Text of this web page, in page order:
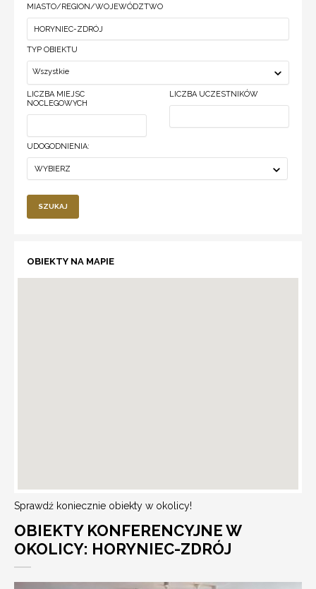
MIASTO/REGION/WOJEWÓDZTWO
TYP OBIEKTU
Wszystkie
LICZBA MIEJSC
NOCLEGOWYCH
LICZBA UCZESTNIKÓW
UDOGODNIENIA:
WYBIERZ
SZUKAJ
OBIEKTY NA MAPIE
Sprawdź koniecznie obiekty w okolicy!
OBIEKTY KONFERENCYJNE W
OKOLICY: HORYNIEC-ZDRÓJ